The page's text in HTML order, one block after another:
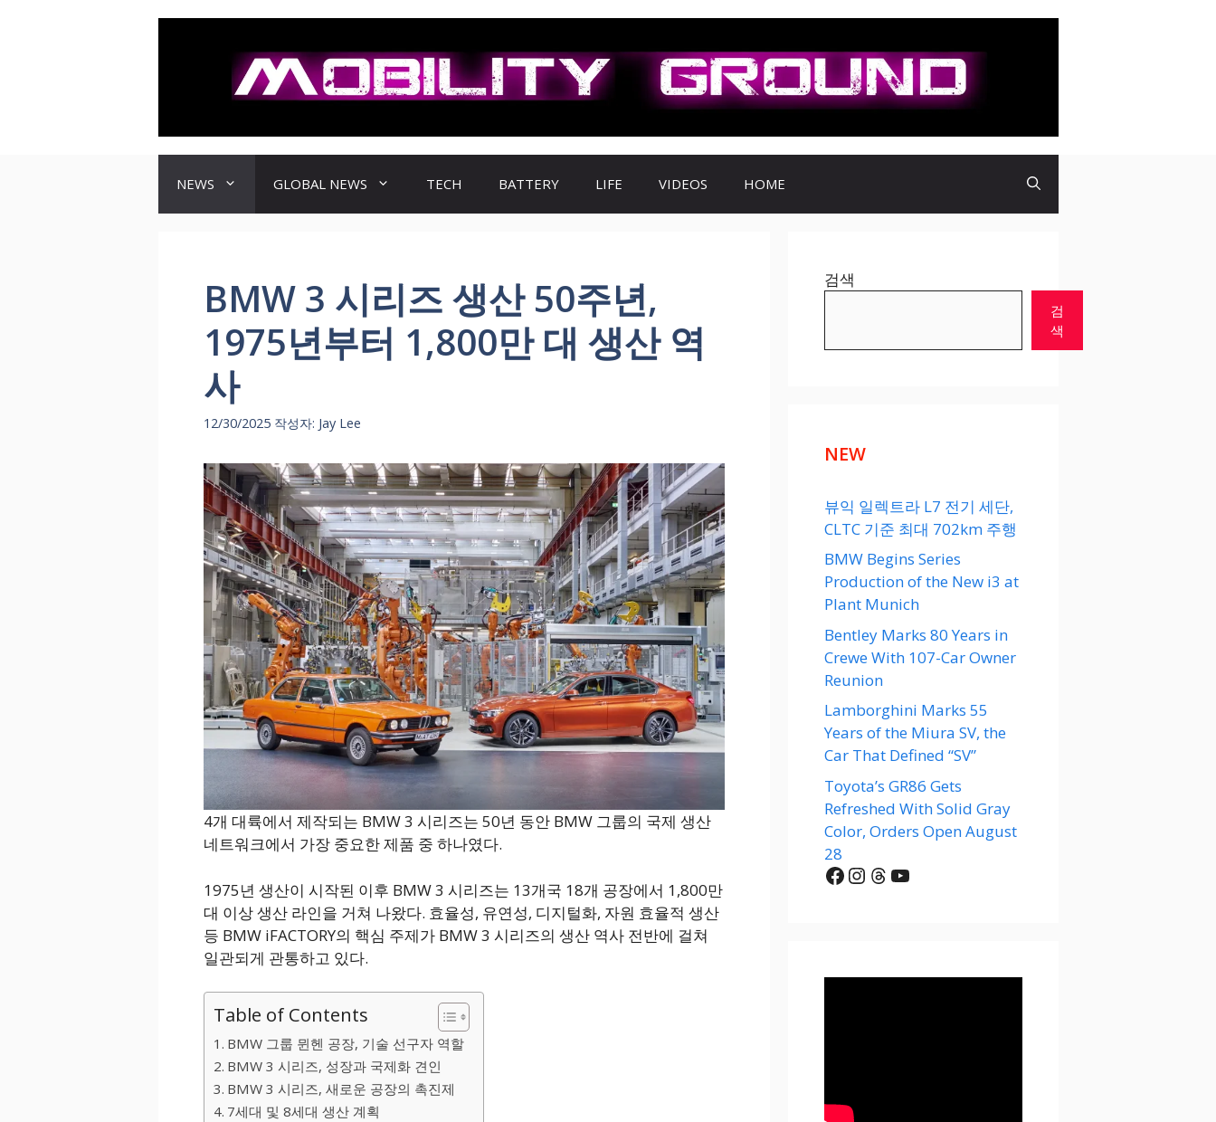
NEWS GLOBAL NEWS TECH BATTERY LIFE VIDEOS HOME
BMW 3 시리즈 생산 50주년,
1975년부터 1,800만 대 생산 역
사
12/30/2025 작성자: Jay Lee
4개 대륙에서 제작되는 BMW 3 시리즈는 50년 동안 BMW 그룹의 국제 생산
네트워크에서 가장 중요한 제품 중 하나였다.
1975년 생산이 시작된 이후 BMW 3 시리즈는 13개국 18개 공장에서 1,800만
대 이상 생산 라인을 거쳐 나왔다. 효율성, 유연성, 디지털화, 자원 효율적 생산
등 BMW iFACTORY의 핵심 주제가 BMW 3 시리즈의 생산 역사 전반에 걸쳐
일관되게 관통하고 있다.
Table of Contents
BMW 그룹 뮌헨 공장, 기술 선구자 역할
BMW 3 시리즈, 성장과 국제화 견인
BMW 3 시리즈, 새로운 공장의 촉진제
7세대 및 8세대 생산 계획
검색
검
색
NEW
뷰익 일렉트라 L7 전기 세단,
CLTC 기준 최대 702km 주행
BMW Begins Series
Production of the New i3 at
Plant Munich
Bentley Marks 80 Years in
Crewe With 107-Car Owner
Reunion
Lamborghini Marks 55
Years of the Miura SV, the
Car That Defined “SV”
Toyota’s GR86 Gets
Refreshed With Solid Gray
Color, Orders Open August
28
Facebook
Instagram
Threads
YouTube